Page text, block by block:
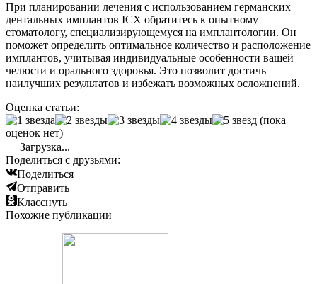
При планировании лечения с использованием германских
дентальных имплантов ICX обратитесь к опытному
стоматологу, специализирующемуся на имплантологии. Он
поможет определить оптимальное количество и расположение
имплантов, учитывая индивидуальные особенности вашей
челюсти и орального здоровья. Это позволит достичь
наилучших результатов и избежать возможных осложнений.
Оценка статьи:
(пока
оценок нет)
Загрузка...
Поделиться с друзьями:
Поделиться
Отправить
Класснуть
Похожие публикации